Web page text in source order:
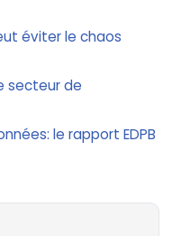
éviter le chaos
secteur de
le rapport EDPB